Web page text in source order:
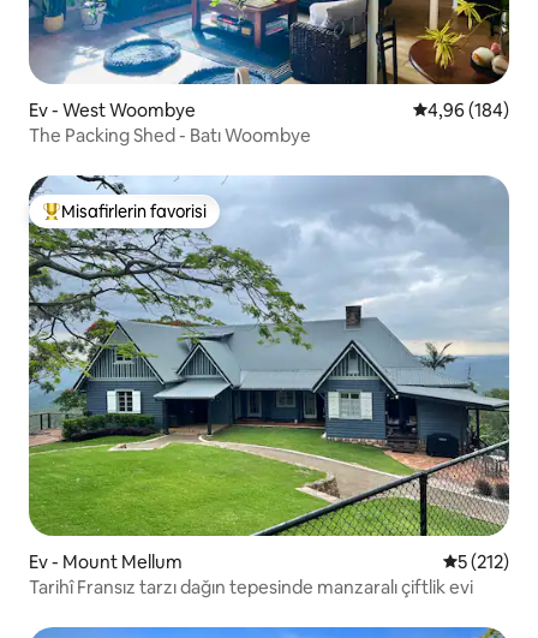
Ev - West Woombye 5 üzerinden
4,96 (184)
The Packing Shed - Batı Woombye
Misafirlerin favorilerinden en beğenilenler arasında
Misafirlerin favorisi
Ev - Mount Mellum 55 (212)
Tarihî Fransız tarzı dağın tepesinde manzaralı çiftlik evi